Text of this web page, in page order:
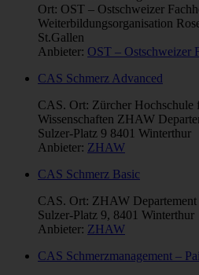
Ort: OST – Ostschweizer
Weiterbildungsorganisation
St.Gallen
Anbieter: OST – Ostschweizer
CAS Schmerz Advanced
CAS. Ort: Zürcher Hochschule
Wissenschaften ZHAW
Sulzer-Platz 9 8401 Winterthur
Anbieter: ZHAW
CAS Schmerz Basic
CAS. Ort: ZHAW
Sulzer-Platz 9, 8401 Winterthur
Anbieter: ZHAW
CAS Schmerzmanagement –